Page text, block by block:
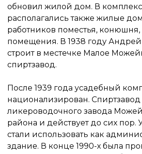
обновил жилой дом. В
располагались также жилые
работников поместья, конюшня,
помещения. В 1938 году
строит в местечке Малое
спиртзавод.
После 1939 года усадебный
национализирован. Спиртзавод
ликероводочного завода
района и действует до сих
стали использовать как
здание. В конце 1990-х была